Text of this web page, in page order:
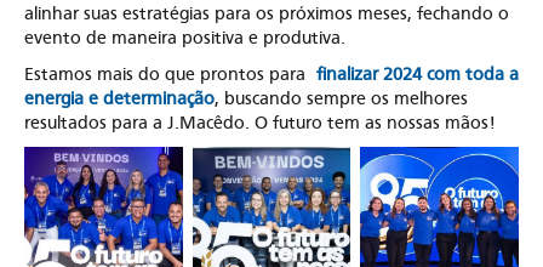
alinhar suas estratégias para os próximos meses, fechando o
evento de maneira positiva e produtiva.
Estamos mais do que prontos para finalizar 2024 com toda a
energia e determinação, buscando sempre os melhores
resultados para a J.Macêdo. O futuro tem as nossas mãos!